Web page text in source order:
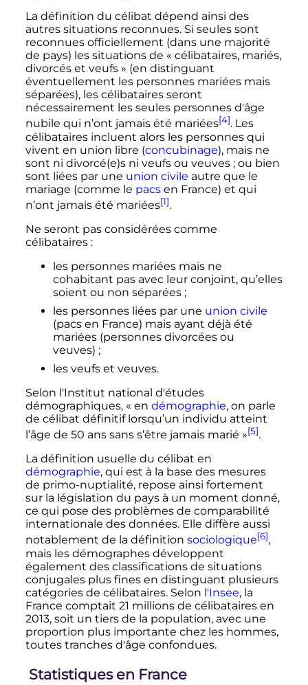
La définition du célibat dépend ainsi des
autres situations reconnues. Si seules sont
reconnues officiellement (dans une majorité
de pays) les situations de « célibataires, mariés,
divorcés et veufs » (en distinguant
éventuellement les personnes mariées mais
séparées), les célibataires seront
nécessairement les seules personnes d'âge
nubile qui n’ont jamais été mariées[4]. Les
célibataires incluent alors les personnes qui
vivent en union libre (concubinage), mais ne
sont ni divorcé(e)s ni veufs ou veuves ; ou bien
sont liées par une union civile autre que le
mariage (comme le pacsen France) et qui
n’ont jamais été mariées[1].
Ne seront pas considérées comme
célibataires :
les personnes mariées mais ne
cohabitant pas avec leur conjoint, qu’elles
soient ou non séparées ;
les personnes liées par une union civile
(pacs en France) mais ayant déjà été
mariées (personnes divorcées ou
veuves) ;
les veufs et veuves.
Selon l'Institut national d'études
démographiques, « en démographie, on parle
de célibat définitif lorsqu’un individu atteint
l’âge de 50 ans sans s’être jamais marié »[5].
La définition usuelle du célibat en
démographie, qui est à la base des mesures
de primo-nuptialité, repose ainsi fortement
sur la législation du pays à un moment donné,
ce qui pose des problèmes de comparabilité
internationale des données. Elle diffère aussi
notablement de la définition sociologique[6],
mais les démographes développent
également des classifications de situations
conjugales plus fines en distinguant plusieurs
catégories de célibataires. Selon l'Insee, la
France comptait 21 millions de célibataires en
2013, soit un tiers de la population, avec une
proportion plus importante chez les hommes,
toutes tranches d'âge confondues.
Statistiques en France